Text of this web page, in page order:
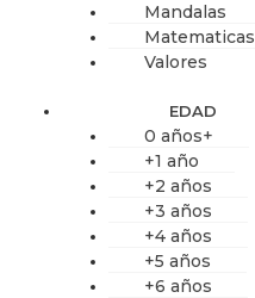
Mandalas
Matematicas
Valores
EDAD
0 años+
+1 año
+2 años
+3 años
+4 años
+5 años
+6 años